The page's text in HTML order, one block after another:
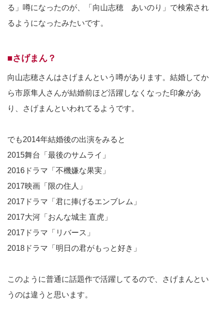
る」噂になったのが、「向山志穂 あいのり」で検索され
るようになったみたいです。
■さげまん？
向山志穂さんはさげまんという噂があります。結婚してか
ら市原隼人さんが結婚前ほど活躍しなくなった印象があ
り、さげまんといわれてるようです。
でも2014年結婚後の出演をみると
2015舞台「最後のサムライ」
2016ドラマ「不機嫌な果実」
2017映画「限の住人」
2017ドラマ「君に捧げるエンブレム」
2017大河「おんな城主 直虎」
2017ドラマ「リバース」
2018ドラマ「明日の君がもっと好き」
このように普通に話題作で活躍してるので、さげまんとい
うのは違うと思います。